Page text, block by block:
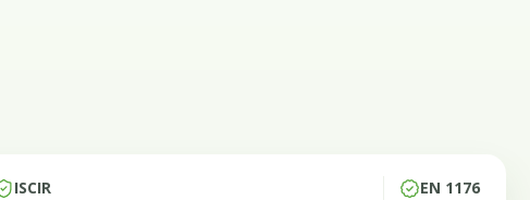
ISCIR EN 1176